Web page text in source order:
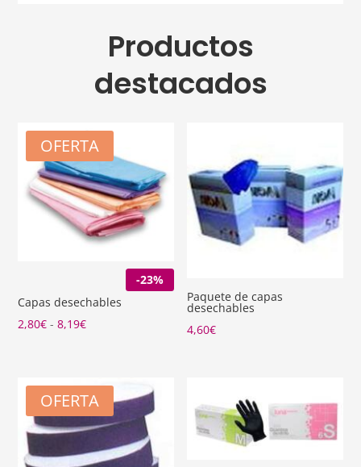
Productos
destacados
OFERTA
-23%
Capas desechables
2,80€ - 8,19€Rango
desde
2,80€
hasta
8,19€
Paquete de capas
desechables
4,60€
OFERTA